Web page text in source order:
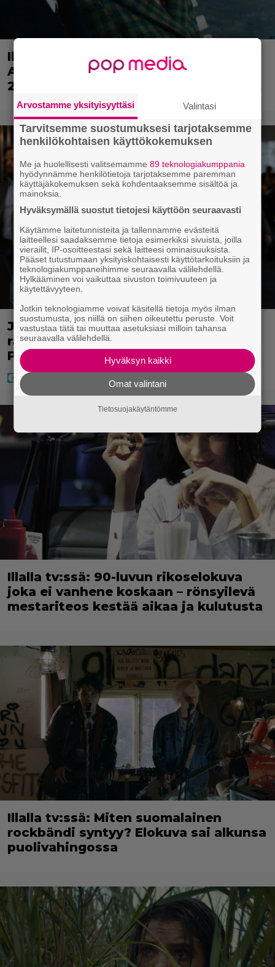
Illalla tv:ssä: Perinteinen dekkari
Agatha Christien hengessä – vuoden
2023 leffa tarjoaa murhamysteerin
Janne Katajan Krista-vaimon
raskausvatsa viimeisillään – pusut
Puuhaparkissa
Illalla tv:ssä: 90-luvun rikoselokuva
joka ei vanhene koskaan – rönsyilevä
mestariteos kestää aikaa ja kulutusta
Illalla tv:ssä: Miten suomalainen
rockbändi syntyy? Elokuva sai alkunsa
puolivahingossa
Arvostamme yksityisyyttäsi Valintasi
Tarvitsemme suostumuksesi tarjotaksemme
henkilökohtaisen käyttökokemuksen
Me ja huolellisesti valitsemamme89 teknologiakumppania
hyödynnämme henkilötietoja tarjotaksemme paremman
käyttäjäkokemuksen sekä kohdentaaksemme sisältöä ja
mainoksia.
Hyväksymällä suostut tietojesi käyttöön seuraavasti
Käytämme laitetunnisteita ja tallennamme evästeitä
laitteellesi saadaksemme tietoja esimerkiksi sivuista, joilla
vierailit, IP-osoitteestasi sekä laitteesi ominaisuuksista.
Pääset tutustumaan yksityiskohtaisesti käyttötarkoituksiin ja
teknologiakumppaneihimme seuraavalla välilehdellä.
Hylkääminen voi vaikuttaa sivuston toimivuuteen ja
käytettävyyteen.
Jotkin teknologiamme voivat käsitellä tietoja myös ilman
suostumusta, jos niillä on siihen oikeutettu peruste. Voit
vastustaa tätä tai muuttaa asetuksiasi milloin tahansa
seuraavalla välilehdellä.
Hyväksyn kaikki
Omat valintani
Tietosuojakäytäntömme